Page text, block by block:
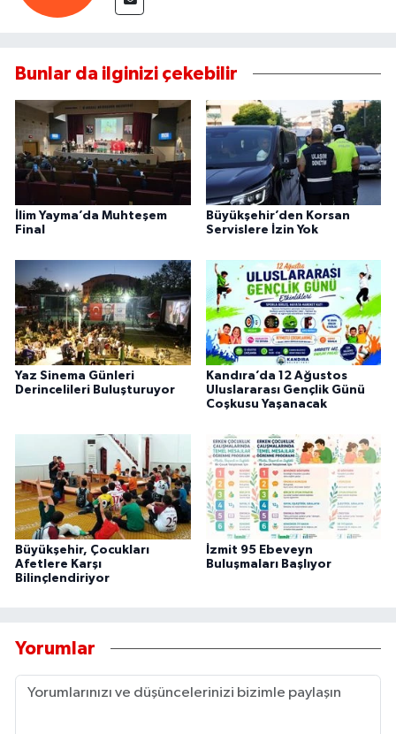
Bunlar da ilginizi çekebilir
İlim Yayma’da Muhteşem
Final
Büyükşehir’den Korsan
Servislere İzin Yok
Yaz Sinema Günleri
Derincelileri Buluşturuyor
Kandıra’da 12 Ağustos
Uluslararası Gençlik Günü
Coşkusu Yaşanacak
Büyükşehir, Çocukları
Afetlere Karşı
Bilinçlendiriyor
İzmit 95 Ebeveyn
Buluşmaları Başlıyor
Yorumlar